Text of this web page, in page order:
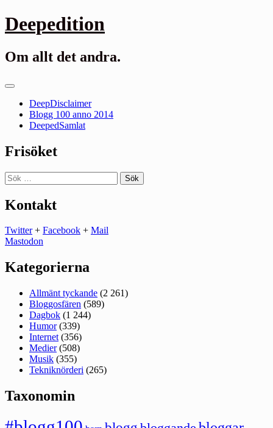
Gå
till
Deepedition
Om allt det andra.
Primär
DeepDisclaimer
Blogg 100 anno 2014
DeepedSamlat
Frisöket
Sök
efter:
Kontakt
Twitter+ Facebook + Mail
Mastodon
Kategorierna
Allmänt tyckande (2 261)
Bloggosfären (589)
Dagbok (1 244)
Humor(339)
Internet (356)
Medier(508)
Musik (355)
Tekniknörderi (265)
Taxonomin